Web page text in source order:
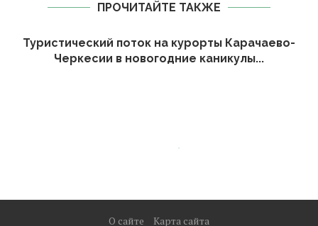
ПРОЧИТАЙТЕ ТАКЖЕ
Туристический поток на курорты Карачаево-
Черкесии в новогодние каникулы...
О сайте Карта сайта